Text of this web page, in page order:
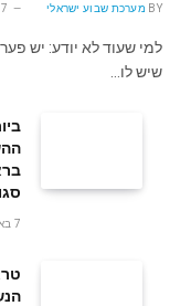
BY מערכת שבוע ישראלי 7 באוגוסט 2026
למי שעוד לא יודע: יש
שיש לו…
7 באוגוסט 2026